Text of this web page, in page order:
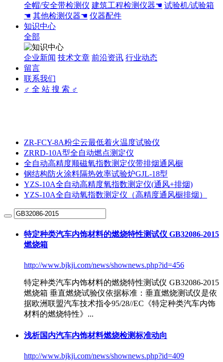
全帽/安全带检测仪 建筑工程检测仪器☚ 试验机/试验箱
☚ 其他检测仪器☚ 仪器配件
知识中心
全部
企业新闻 技术文章 前沿资讯 行业动态
留言
联系我们
♂ 全 站 搜 索 ♂
ZR-FCY-8A粉尘云最低着火温度试验仪
ZRRD-10A型全自动燃点测定仪
全自动高精度顺磁氧指数测定仪带排烟通风橱
钢结构防火涂料隔热效率试验炉GJL-18型
YZS-10A全自动高精度氧指数测定仪(通风+排烟)
YZS-10A全自动氧指数测定仪（高精度通风橱排烟）
特定种类汽车内饰材料的燃烧特性测试仪 GB32086-2015
燃烧箱
http://www.bjkji.com/news/shownews.php?id=456
特定种类汽车内饰材料的燃烧特性测试仪 GB32086-2015
燃烧箱 垂直燃烧试验仪依据标准：垂直燃烧测试仪是依
据欧洲联盟汽车技术指令95/28//EC《特定种类汽车内饰
材料的燃烧特性》...
浅析国内汽车内饰材料燃烧检测标准动向
http://www.bjkji.com/news/shownews.php?id=409